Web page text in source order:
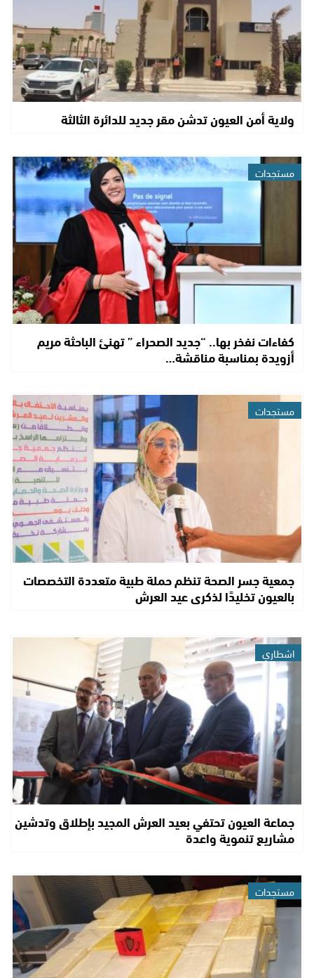
ولاية أمن العيون تدشن مقر جديد للدائرة الثالثة
مستجدات
كفاءات نفخر بها.. “جديد الصحراء ” تهنئ الباحثة مريم
أزويدة بمناسبة مناقشة…
مستجدات
جمعية جسر الصحة تنظم حملة طبية متعددة التخصصات
بالعيون تخليدًا لذكرى عيد العرش
اشطاري
جماعة العيون تحتفي بعيد العرش المجيد بإطلاق وتدشين
مشاريع تنموية واعدة
مستجدات